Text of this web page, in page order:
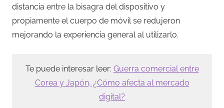
distancia entre la bisagra del dispositivo y
propiamente el cuerpo de móvil se redujeron
mejorando la experiencia general al utilizarlo.
Te puede interesar leer: Guerra comercial entre
Corea y Japón, ¿Cómo afecta al mercado
digital?